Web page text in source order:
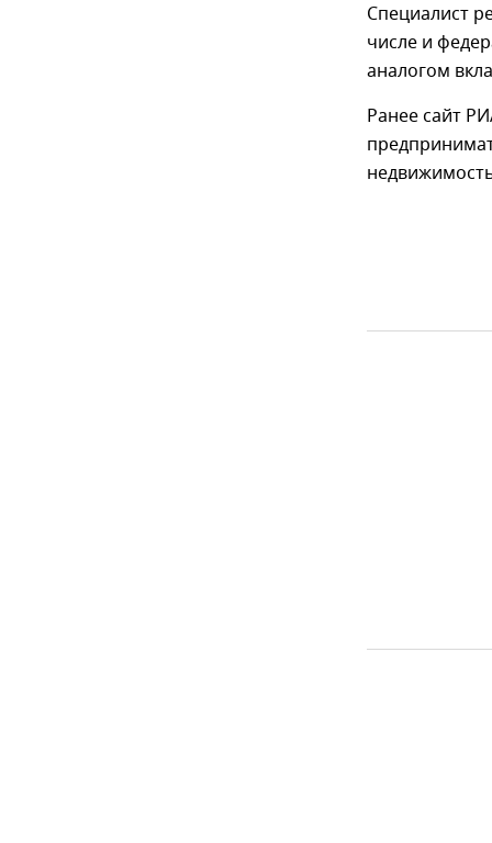
Специалист
числе и
аналогом
Ранее сайт